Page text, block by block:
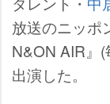
放送のニッポ
N&ON AIR』
出演した。